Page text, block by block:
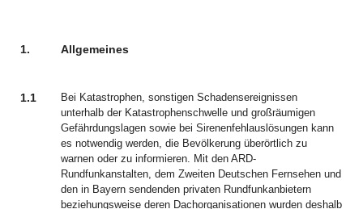
1. Allgemeines
1.1
Bei Katastrophen, sonstigen Schadensereignissen
unterhalb der Katastrophenschwelle und großräumigen
Gefährdungslagen sowie bei Sirenenfehlauslösungen kann
es notwendig werden, die Bevölkerung überörtlich zu
warnen oder zu informieren. Mit den ARD-
Rundfunkanstalten, dem Zweiten Deutschen Fernsehen und
den in Bayern sendenden privaten Rundfunkanbietern
beziehungsweise deren Dachorganisationen wurden deshalb